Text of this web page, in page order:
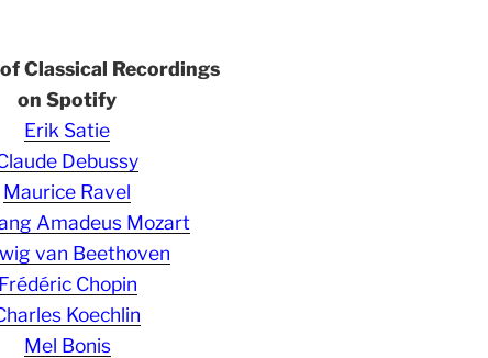
Classical Recordings
on Spotify
Erik Satie
Debussy
Maurice Ravel
Amadeus Mozart
van Beethoven
Frédéric Chopin
Koechlin
Mel Bonis